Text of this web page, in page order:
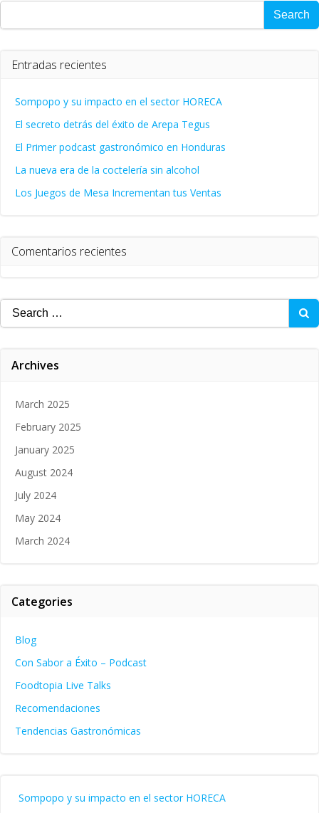
Search
Entradas recientes
Sompopo y su impacto en el sector HORECA
El secreto detrás del éxito de Arepa Tegus
El Primer podcast gastronómico en Honduras
La nueva era de la coctelería sin alcohol
Los Juegos de Mesa Incrementan tus Ventas
Comentarios recientes
Search
for:
Archives
March 2025
February 2025
January 2025
August 2024
July 2024
May 2024
March 2024
Categories
Blog
Con Sabor a Éxito – Podcast
Foodtopia Live Talks
Recomendaciones
Tendencias Gastronómicas
Sompopo y su impacto en el sector HORECA